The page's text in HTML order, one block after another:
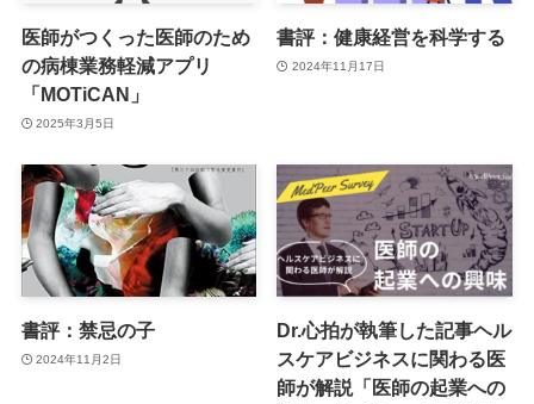
医師がつくった医師のため
の病棟業務軽減アプリ
「MOTiCAN」
2025年3月5日
書評：健康経営を科学する
2024年11月17日
書評：禁忌の子
2024年11月2日
Dr.心拍が執筆した記事ヘル
スケアビジネスに関わる医
師が解説「医師の起業への